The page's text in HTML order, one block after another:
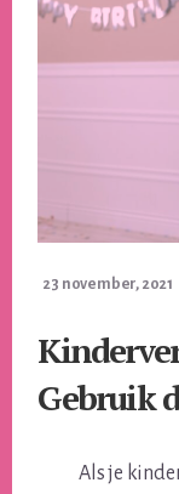
23 november, 2021
Gebruik
Als je